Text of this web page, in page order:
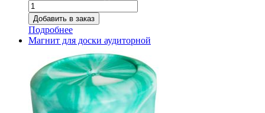
Подробнее
Магнит для доски аудиторной